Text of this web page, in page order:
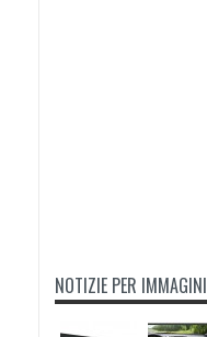
NOTIZIE PER IMMAGINI